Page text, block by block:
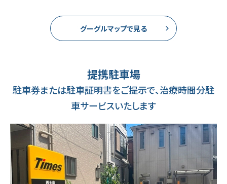
グーグルマップで見る
提携駐車場
駐車券または駐車証明書をご提示で、治療時間分駐
車サービスいたします